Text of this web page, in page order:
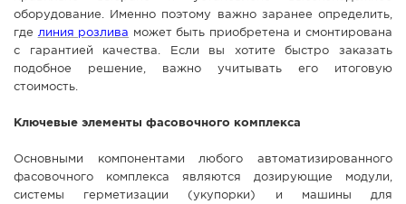
оборудование. Именно поэтому важно заранее определить,
где
линия розлива
может быть приобретена и смонтирована
с гарантией качества. Если вы хотите быстро заказать
подобное решение, важно учитывать его итоговую
стоимость.
Ключевые элементы фасовочного комплекса
Основными компонентами любого автоматизированного
фасовочного комплекса являются дозирующие модули,
системы герметизации (укупорки) и машины для